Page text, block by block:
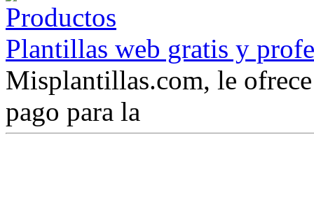
Plantillas web gratis y
Misplantillas.com, le
pago para la